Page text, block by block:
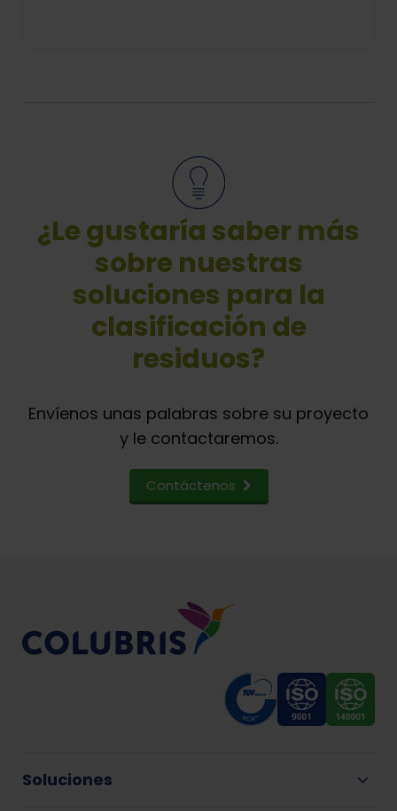
¿Le gustaría saber más
sobre nuestras
soluciones para la
clasificación de
residuos?
Envíenos unas palabras sobre su proyecto
y le contactaremos.
Contáctenos
Soluciones